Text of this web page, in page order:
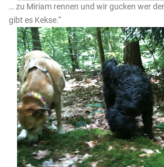
… zu Miriam rennen und wir gucken wer
gibt es Kekse.“